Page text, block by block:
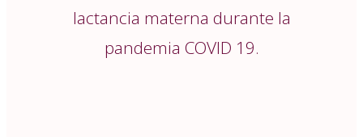
lactancia materna durante la
pandemia COVID 19.